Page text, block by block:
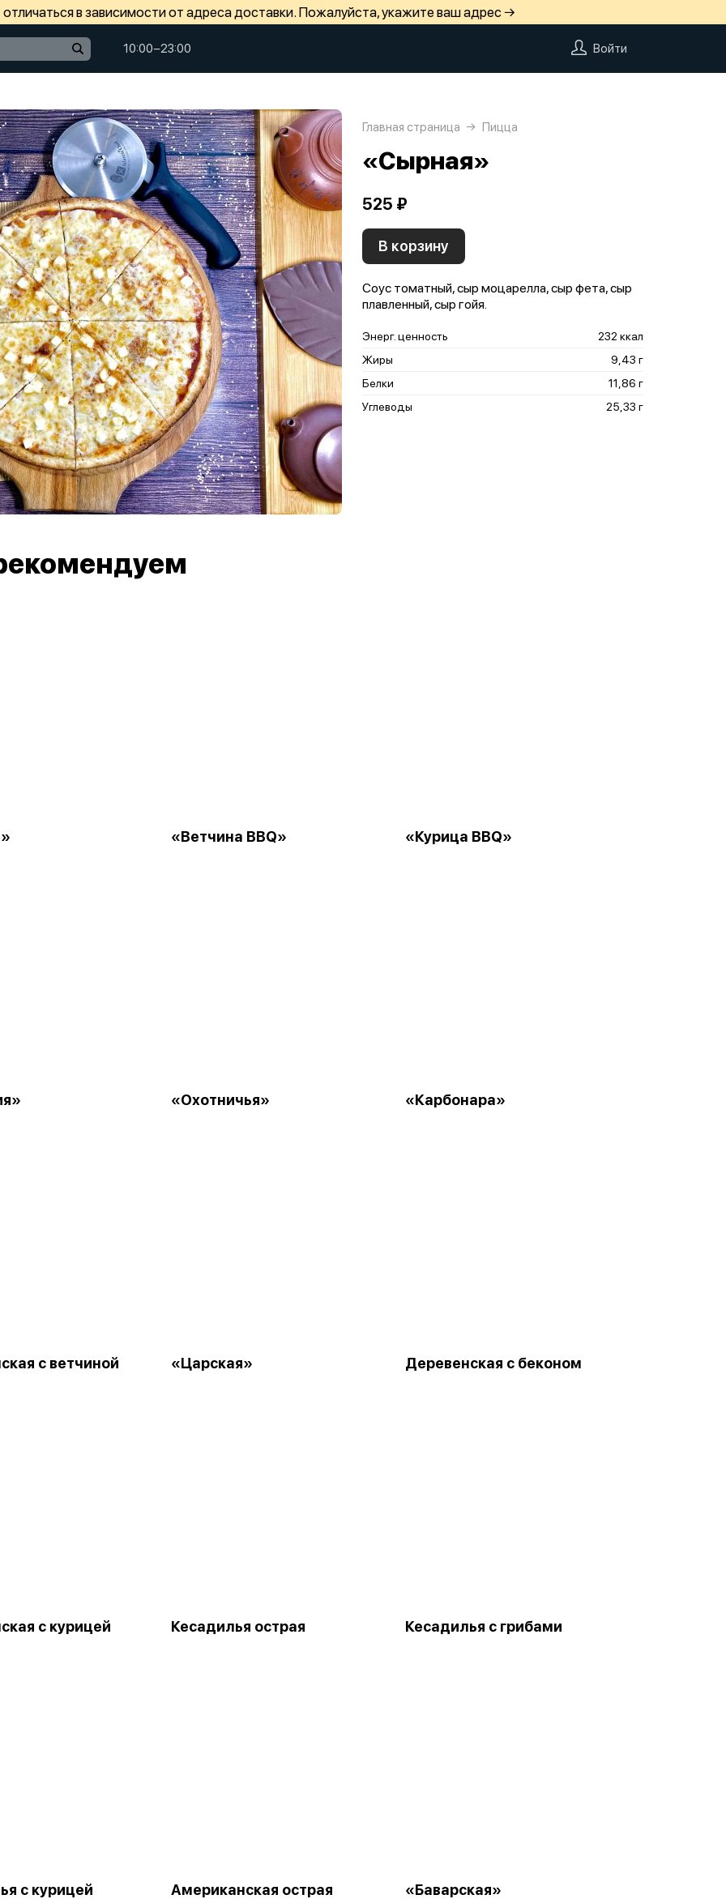
в зависимости от адреса доставки. Пожалуйста, укажите ваш адрес →
10:00−23:00 Войти
Главная страница Пицца
«Сырная»
525 ₽
В корзину
Соус томатный, сыр моцарелла, сыр фета, сыр
плавленный, сыр гойя.
Энерг. ценность
232 ккал
Жиры
9,43 г
Белки
11,86 г
Углеводы
25,33 г
«Ветчина BBQ» «Курица BBQ»
«Охотничья» «Карбонара»
с ветчиной «Царская» Деревенская с беконом
с курицей Кесадилья острая Кесадилья с грибами
с курицей Американская острая «Баварская»